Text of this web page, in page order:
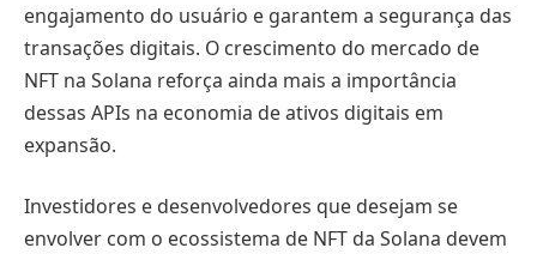
engajamento do usuário e garantem a segurança das
transações digitais. O crescimento do mercado de
NFT na Solana reforça ainda mais a importância
dessas APIs na economia de ativos digitais em
expansão.
Investidores e desenvolvedores que desejam se
envolver com o ecossistema de NFT da Solana devem